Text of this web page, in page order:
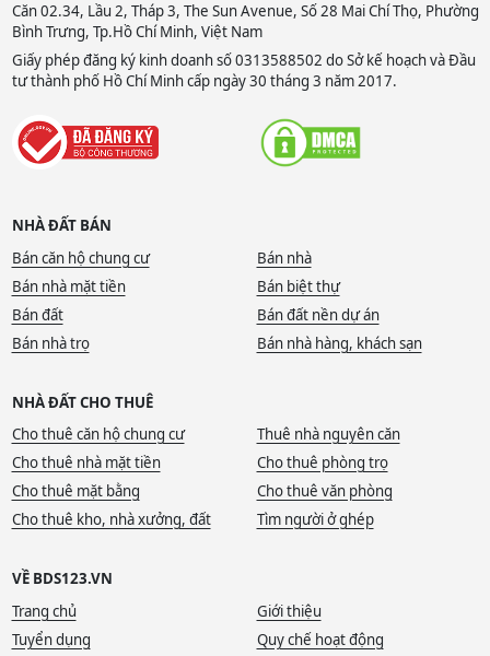
Căn 02.34, Lầu 2, Tháp 3, The Sun Avenue, Số 28 Mai Chí Thọ, Phường
Bình Trưng, Tp.Hồ Chí Minh, Việt Nam
Giấy phép đăng ký kinh doanh số 0313588502 do Sở kế hoạch và Đầu
tư thành phố Hồ Chí Minh cấp ngày 30 tháng 3 năm 2017.
NHÀ ĐẤT BÁN
Bán căn hộ chung cư
Bán nhà
Bán nhà mặt tiền
Bán biệt thự
Bán đất
Bán đất nền dự án
Bán nhà trọ
Bán nhà hàng, khách sạn
NHÀ ĐẤT CHO THUÊ
Cho thuê căn hộ chung cư
Thuê nhà nguyên căn
Cho thuê nhà mặt tiền
Cho thuê phòng trọ
Cho thuê mặt bằng
Cho thuê văn phòng
Cho thuê kho, nhà xưởng, đất
Tìm người ở ghép
VỀ BDS123.VN
Trang chủ
Giới thiệu
Tuyển dụng
Quy chế hoạt động